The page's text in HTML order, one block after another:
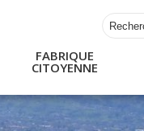
FABRIQUE
CITOYENNE